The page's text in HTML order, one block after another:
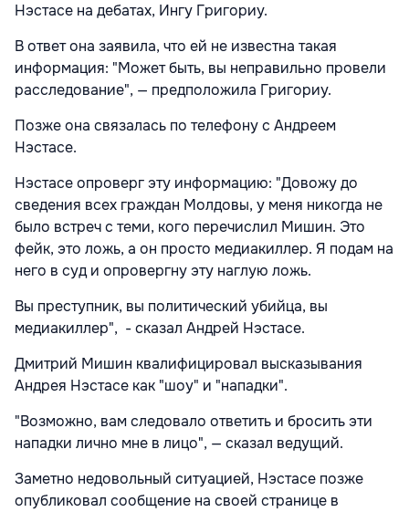
Нэстасе на дебатах, Ингу Григориу.
В ответ она заявила, что ей не известна такая
информация: "Может быть, вы неправильно провели
расследование", — предположила Григориу.
Позже она связалась по телефону с Андреем
Нэстасе.
Нэстасе опроверг эту информацию: "Довожу до
сведения всех граждан Молдовы, у меня никогда не
было встреч с теми, кого перечислил Мишин. Это
фейк, это ложь, а он просто медиакиллер. Я подам на
него в суд и опровергну эту наглую ложь.
Вы преступник, вы политический убийца, вы
медиакиллер", - сказал Андрей Нэстасе.
Дмитрий Мишин квалифицировал высказывания
Андрея Нэстасе как "шоу" и "нападки".
"Возможно, вам следовало ответить и бросить эти
нападки лично мне в лицо", — сказал ведущий.
Заметно недовольный ситуацией, Нэстасе позже
опубликовал сообщение на своей странице в